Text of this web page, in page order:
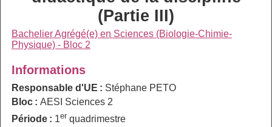
(Partie III)
Bachelier Agrégé(e) en Sciences (Biologie-Chimie-
Physique) - Bloc 2
Informations
Responsable d'UE : Stéphane PETO
Bloc : AESI Sciences 2
Période : 1er quadrimestre